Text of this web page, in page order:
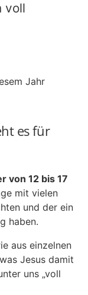
voll
Jahr
es für
von 12 bis 17
mit vielen
und der ein
haben.
aus einzelnen
Jesus damit
uns „voll